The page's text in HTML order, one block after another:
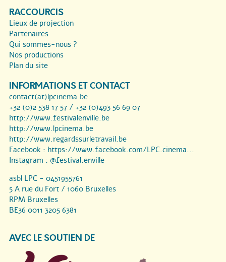
RACCOURCIS
Lieux de projection
Partenaires
Qui sommes-nous ?
Nos productions
Plan du site
INFORMATIONS ET CONTACT
contact(at)lpcinema.be
+32 (0)2 538 17 57 / +32 (0)493 56 69 07
http://www.festivalenville.be
http://www.lpcinema.be
http://www.regardssurletravail.be
Facebook : https://www.facebook.com/LPC.cinema...
Instagram : @festival.enville
asbl LPC - 0451955761
5 A rue du Fort / 1060 Bruxelles
RPM Bruxelles
BE36 0011 3205 6381
AVEC LE SOUTIEN DE